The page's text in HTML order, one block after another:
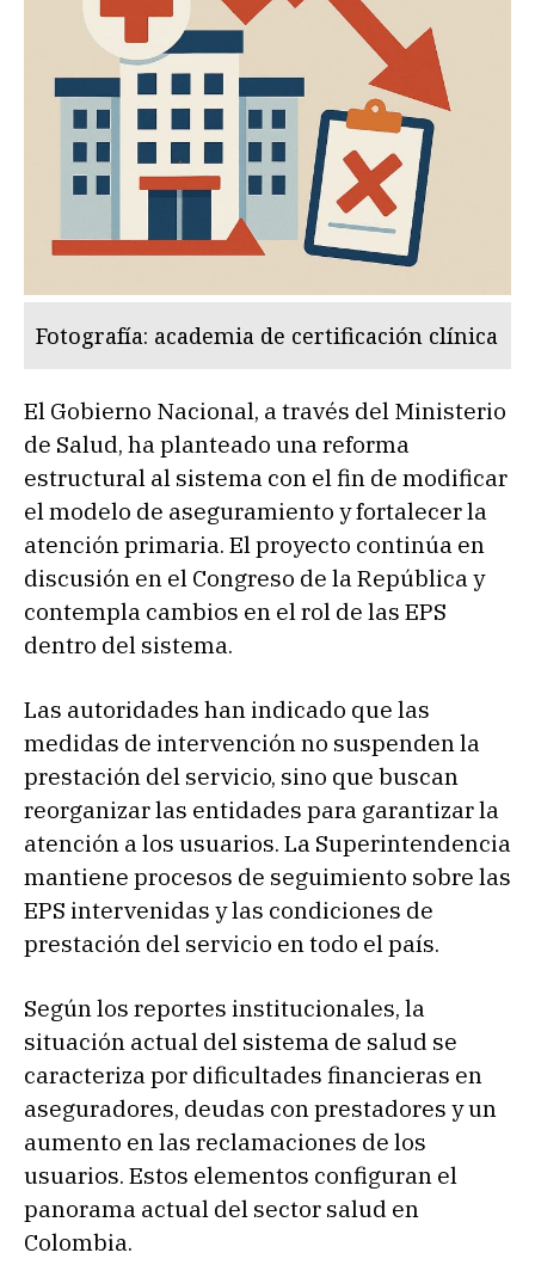
Fotografía: academia de certificación clínica
El Gobierno Nacional, a través del Ministerio
de Salud, ha planteado una reforma
estructural al sistema con el fin de modificar
el modelo de aseguramiento y fortalecer la
atención primaria. El proyecto continúa en
discusión en el Congreso de la República y
contempla cambios en el rol de las EPS
dentro del sistema.
Las autoridades han indicado que las
medidas de intervención no suspenden la
prestación del servicio, sino que buscan
reorganizar las entidades para garantizar la
atención a los usuarios. La Superintendencia
mantiene procesos de seguimiento sobre las
EPS intervenidas y las condiciones de
prestación del servicio en todo el país.
Según los reportes institucionales, la
situación actual del sistema de salud se
caracteriza por dificultades financieras en
aseguradores, deudas con prestadores y un
aumento en las reclamaciones de los
usuarios. Estos elementos configuran el
panorama actual del sector salud en
Colombia.